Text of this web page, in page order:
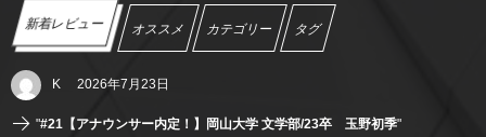
新着レビュー オススメ カテゴリー タグ
K 2026年7月23日
"#21【アナウンサー内定！】岡山大学 文学部/23卒 玉野初季"